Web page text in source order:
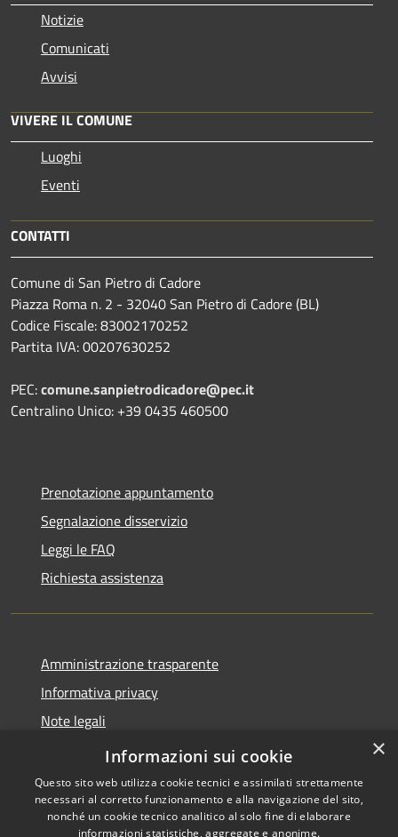
Notizie
Comunicati
Avvisi
VIVERE IL COMUNE
Luoghi
Eventi
CONTATTI
Comune di San Pietro di Cadore
Piazza Roma n. 2 - 32040 San Pietro di Cadore (BL)
Codice Fiscale: 83002170252
Partita IVA: 00207630252
PEC:comune.sanpietrodicadore@pec.it
Centralino Unico: +39 0435 460500
Prenotazione appuntamento
Segnalazione disservizio
Leggi le FAQ
Richiesta assistenza
Amministrazione trasparente
Informativa privacy
Note legali
Dichiarazione di accessibilità
×
Informazioni sui cookie
Questo sito web utilizza cookie tecnici e assimilati strettamente
necessari al corretto funzionamento e alla navigazione del sito,
nonché un cookie tecnico analitico al solo fine di elaborare
informazioni statistiche, aggregate e anonime.